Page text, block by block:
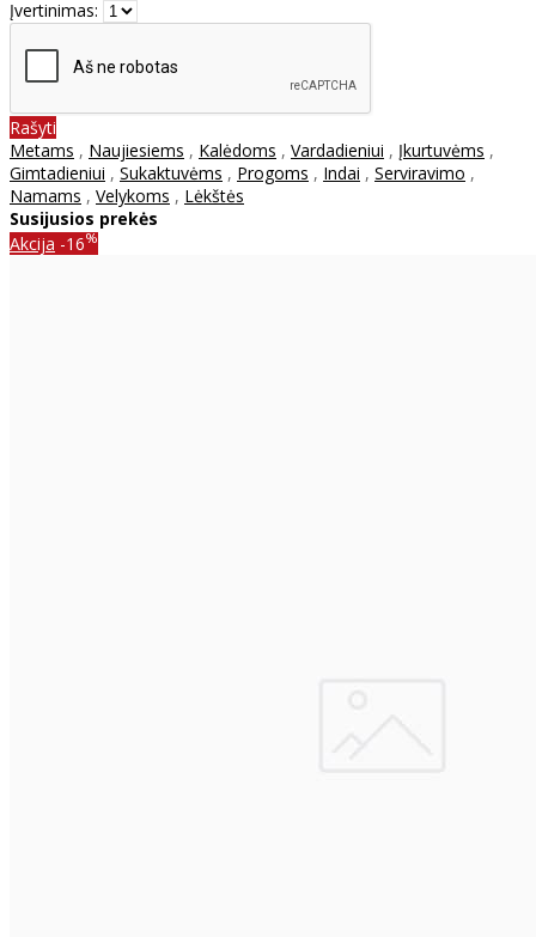
Įvertinimas:
Rašyti
Metams , Naujiesiems , Kalėdoms , Vardadieniui , Įkurtuvėms ,
Gimtadieniui , Sukaktuvėms , Progoms , Indai , Serviravimo ,
Namams , Velykoms , Lėkštės
Susijusios prekės
Akcija -16%